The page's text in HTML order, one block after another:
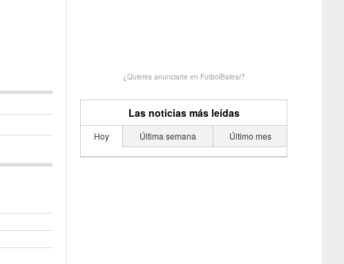
¿Quieres anunciarte en FutbolBalear?
Las noticias más leídas
Hoy Última semana Último mes